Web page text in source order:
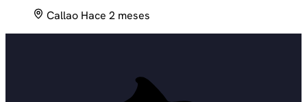
Callao Hace 2 meses